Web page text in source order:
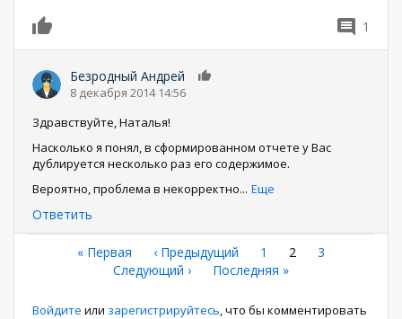
1
Безродный Андрей
8 декабря 2014 14:56
Здравствуйте, Наталья!
Насколько я понял, в сформированном отчете у Вас
дублируется несколько раз его содержимое.
Вероятно, проблема в некорректно... Еще
Ответить
Нумерация
страниц
Первая
страница
« Первая ←
‹ Предыдущий Страница
1
Текущая
2 Страница
3
Следующая
Следующий ›
Последняя
Последняя »
Войдите или зарегистрируйтесь, что бы комментировать